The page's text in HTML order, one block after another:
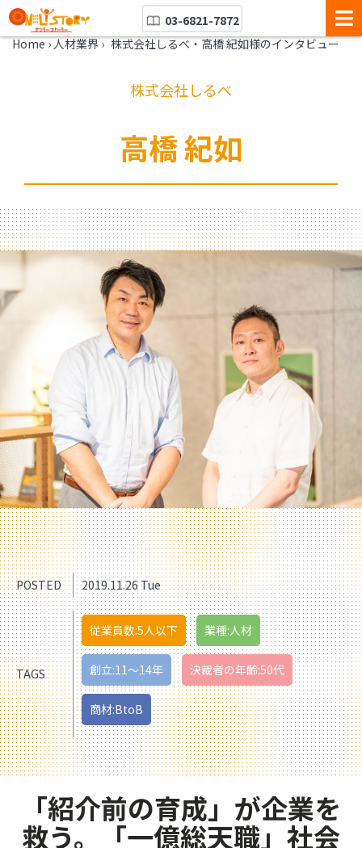
03-6821-7872
Home › 人材業界 › 株式会社しるべ・高橋 紀如様のインタビュー
株式会社しるべ
高橋 紀如
POSTED 2019.11.26 Tue
TAGS
従業員数:5人以下 業種:人材
創立:11〜14年 決裁者の年齢:50代
商材:BtoB
「紹介前の育成」が企業を
救う。「一億総天職」社会